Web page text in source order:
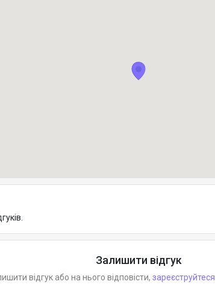
Залишити відгук
відгук або на нього відповісти, зареєструйтеся